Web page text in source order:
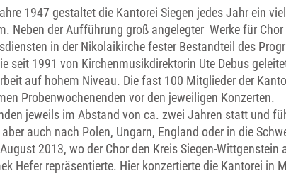
1947 gestaltet die Kantorei Siegen jedes Jahr ein
Neben der Aufführung groß angelegter Werke für
in der Nikolaikirche fester Bestandteil des
seit 1991 von Kirchenmusikdirektorin Ute Debus
auf hohem Niveau. Die fast 100 Mitglieder der
Probenwochenenden vor den jeweiligen Konzerten.
jeweils im Abstand von ca. zwei Jahren statt und
auch nach Polen, Ungarn, England oder in die
2013, wo der Chor den Kreis Siegen-
Hefer repräsentierte. Hier konzertierte die Kantorei in